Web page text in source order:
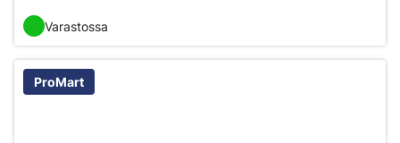
Varastossa
ProMart